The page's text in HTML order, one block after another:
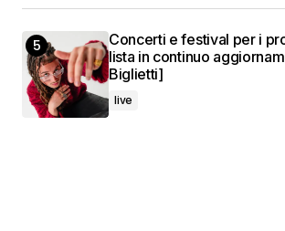
Concerti e festival per i
lista in continuo
Biglietti]
live